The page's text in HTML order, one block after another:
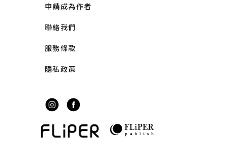
申請成為作者
聯絡我們
服務條款
隱私政策